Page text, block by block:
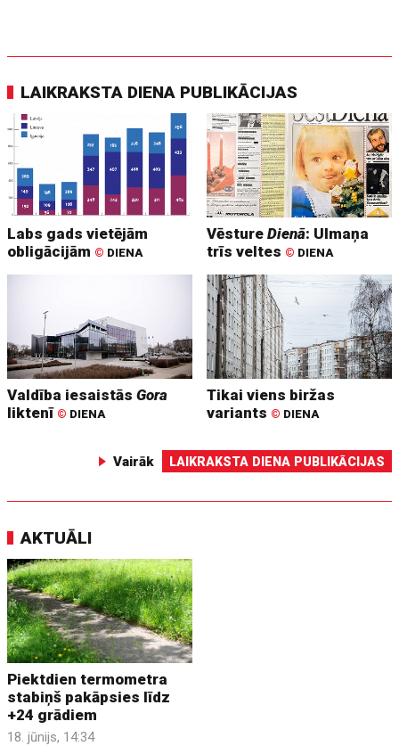
LAIKRAKSTA DIENA PUBLIKĀCIJAS
Labs gads vietējām
obligācijām © DIENA
VēstureDienā: Ulmaņa
trīs veltes © DIENA
Valdība iesaistāsGora
liktenī © DIENA
Tikai viens biržas
variants © DIENA
Vairāk LAIKRAKSTA DIENA PUBLIKĀCIJAS
AKTUĀLI
Piektdien termometra
stabiņš pakāpsies līdz
+24 grādiem
18. jūnijs, 14:34